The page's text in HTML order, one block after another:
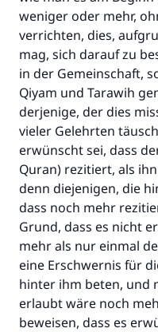
weniger oder mehr,
verrichten, dies,
mag, sich darauf zu
in der Gemeinschaft,
Qiyam und Tarawih
derjenige, der dies
vieler Gelehrten
erwünscht sei, dass
Quran) rezitiert, als
denn diejenigen, die
dass noch mehr
Grund, dass es nicht
mehr als nur einmal
eine Erschwernis für
hinter ihm beten, und
erlaubt wäre noch
beweisen, dass es
Die Antwort
Unterstütze
Der Prophet -
"Wer zum